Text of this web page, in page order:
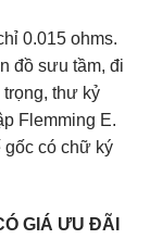
0.015 ohms.
đồ sưu tầm, đi
thư kỷ
Flemming E.
gốc có chữ ký
GIÁ ƯU ĐÃI